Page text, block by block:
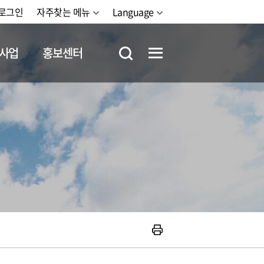
그인 자주찾는 메뉴 Language
업 홍보센터